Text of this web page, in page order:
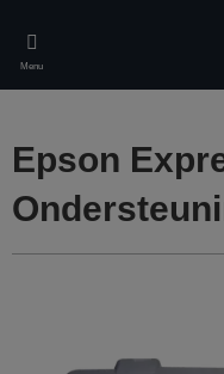
main
content
Menu
Epson